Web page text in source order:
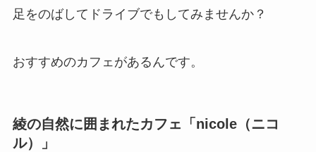
足をのばしてドライブでもしてみませんか？
おすすめのカフェがあるんです。
綾の自然に囲まれたカフェ「nicole（ニコ
ル）」